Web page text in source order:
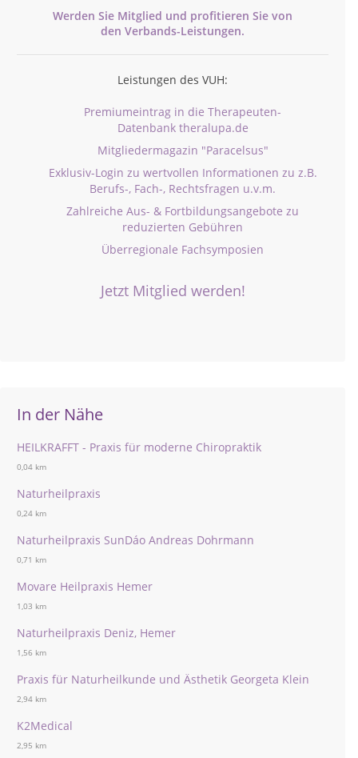
Werden Sie Mitglied und profitieren Sie von
den Verbands-Leistungen.
Leistungen des VUH:
Premiumeintrag in die Therapeuten-
Datenbank theralupa.de
Mitgliedermagazin "Paracelsus"
Exklusiv-Login zu wertvollen Informationen zu z.B.
Berufs-, Fach-, Rechtsfragen u.v.m.
Zahlreiche Aus- & Fortbildungsangebote zu
reduzierten Gebühren
Überregionale Fachsymposien
Jetzt Mitglied werden!
In der Nähe
HEILKRAFFT - Praxis für moderne Chiropraktik
0,04 km
Naturheilpraxis
0,24 km
Naturheilpraxis SunDáo Andreas Dohrmann
0,71 km
Movare Heilpraxis Hemer
1,03 km
Naturheilpraxis Deniz, Hemer
1,56 km
Praxis für Naturheilkunde und Ästhetik Georgeta Klein
2,94 km
K2Medical
2,95 km